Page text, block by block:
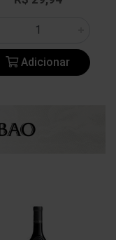
Adicionar